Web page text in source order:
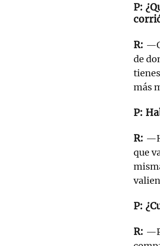
de
más
que